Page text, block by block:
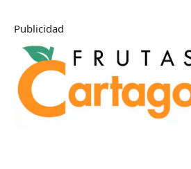
Publicidad